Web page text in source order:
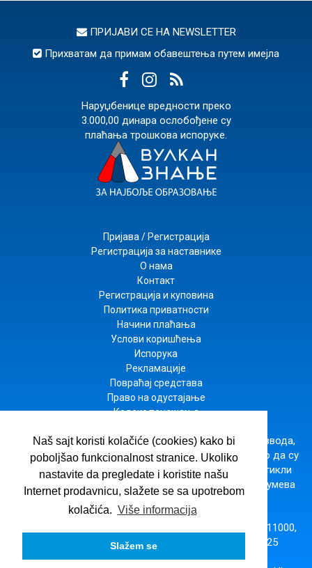
Naš sajt koristi kolačiće (cookies) kako bi
poboljšao funkcionalnost stranice. Ukoliko
nastavite da pregledate i koristite našu
Internet prodavnicu, slažete se sa upotrebom
kolačića. Više informacija
Slažem se
ПРИЈАВИ СЕ НА NEWSLETTER
Прихватам да примам обавештења путем имејла
Наруџбенице вредности преко
3.000,00 динара ослобођене су
плаћања трошкова испоруке.
Пријава / Регистрација
Регистрација за наставнике
О нама
Контакт
Регистрација и куповина
Политика приватности
Начини плаћања
Услови коришћења
Испорука
Рекламације
Повраћај средстава
Право на одустајање
Кодекс понашања
Настојимо да будемо што прецизнији у опису производа,
приказу слика и цена, али не можемо да гарантујемо да су
све информације комплетне и без грешака. Сви артикли
приказани на сајту су део наше понуде и не подразумева
да су доступни у сваком тренутку.
· Господара Вучића 245б, Београд 11000,
office@vulkanznanje.rs +381 11 74 56 025